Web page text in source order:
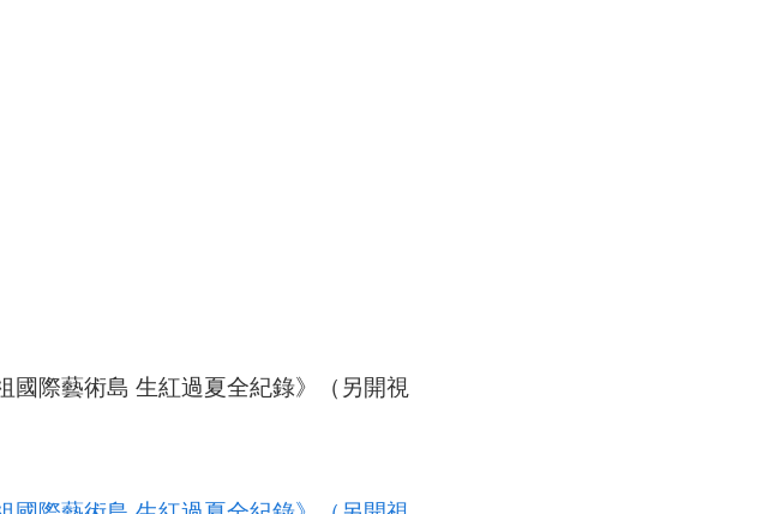
國際藝術島 生紅過夏全紀錄》（另開視